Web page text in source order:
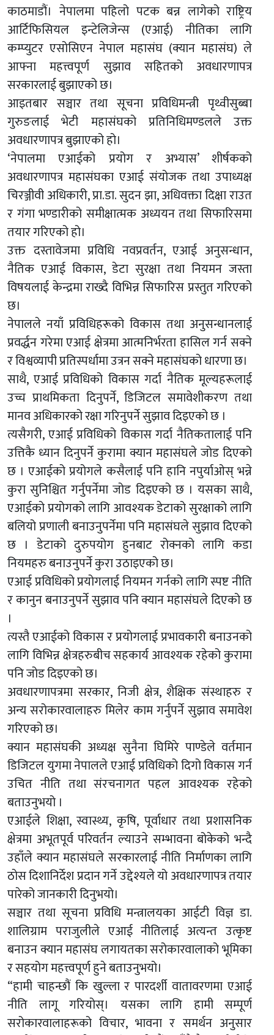
काठमाडौं। नेपालमा पहिलो पटक बन्न लागेको राष्ट्रिय
आर्टिफिसियल इन्टेलिजेन्स (एआई) नीतिका लागि
कम्प्युटर एसोसिएन नेपाल महासंघ (क्यान महासंघ) ले
आफ्ना महत्त्वपूर्ण सुझाव सहितको अवधारणापत्र
सरकारलाई बुझाएको छ।
आइतबार सञ्चार तथा सूचना प्रविधिमन्त्री पृथ्वीसुब्बा
गुरुङलाई भेटी महासंघको प्रतिनिधिमण्डलले उक्त
अवधारणापत्र बुझाएको हो।
‘नेपालमा एआईको प्रयोग र अभ्यास’ शीर्षकको
अवधारणापत्र महासंघका एआई संयोजक तथा उपाध्यक्ष
चिरञ्जीवी अधिकारी, प्रा.डा. सुदन झा, अधिवक्ता दिक्षा राउत
र गंगा भण्डारीको समीक्षात्मक अध्ययन तथा सिफारिसमा
तयार गरिएको हो।
उक्त दस्तावेजमा प्रविधि नवप्रवर्तन, एआई अनुसन्धान,
नैतिक एआई विकास, डेटा सुरक्षा तथा नियमन जस्ता
विषयलाई केन्द्रमा राख्दै विभिन्न सिफारिस प्रस्तुत गरिएको
छ।
नेपालले नयाँ प्रविधिहरूको विकास तथा अनुसन्धानलाई
प्रवर्द्धन गरेमा एआई क्षेत्रमा आत्मनिर्भरता हासिल गर्न सक्ने
र विश्वव्यापी प्रतिस्पर्धामा उत्रन सक्ने महासंघको धारणा छ।
साथै, एआई प्रविधिको विकास गर्दा नैतिक मूल्यहरूलाई
उच्च प्राथमिकता दिनुपर्ने, डिजिटल समावेशीकरण तथा
मानव अधिकारको रक्षा गरिनुपर्ने सुझाव दिइएको छ ।
त्यसैगरी, एआई प्रविधिको विकास गर्दा नैतिकतालाई पनि
उत्तिकै ध्यान दिनुपर्ने कुरामा क्यान महासंघले जोड दिएको
छ । एआईको प्रयोगले कसैलाई पनि हानि नपुर्याओस् भन्ने
कुरा सुनिश्चित गर्नुपर्नेमा जोड दिइएको छ । यसका साथै,
एआईको प्रयोगको लागि आवश्यक डेटाको सुरक्षाको लागि
बलियो प्रणाली बनाउनुपर्नेमा पनि महासंघले सुझाव दिएको
छ । डेटाको दुरुपयोग हुनबाट रोक्नको लागि कडा
नियमहरु बनाउनुपर्ने कुरा उठाइएको छ।
एआई प्रविधिको प्रयोगलाई नियमन गर्नको लागि स्पष्ट नीति
र कानुन बनाउनुपर्ने सुझाव पनि क्यान महासंघले दिएको छ
।
त्यस्तै एआईको विकास र प्रयोगलाई प्रभावकारी बनाउनको
लागि विभिन्न क्षेत्रहरुबीच सहकार्य आवश्यक रहेको कुरामा
पनि जोड दिइएको छ।
अवधारणापत्रमा सरकार, निजी क्षेत्र, शैक्षिक संस्थाहरु र
अन्य सरोकारवालाहरु मिलेर काम गर्नुपर्ने सुझाव समावेश
गरिएको छ।
क्यान महासंघकी अध्यक्ष सुनैना घिमिरे पाण्डेले वर्तमान
डिजिटल युगमा नेपालले एआई प्रविधिको दिगो विकास गर्न
उचित नीति तथा संरचनागत पहल आवश्यक रहेको
बताउनुभयो ।
एआईले शिक्षा, स्वास्थ्य, कृषि, पूर्वाधार तथा प्रशासनिक
क्षेत्रमा अभूतपूर्व परिवर्तन ल्याउने सम्भावना बोकेको भन्दै
उहाँले क्यान महासंघले सरकारलाई नीति निर्माणका लागि
ठोस दिशानिर्देश प्रदान गर्ने उद्देश्यले यो अवधारणापत्र तयार
पारेको जानकारी दिनुभयो।
सञ्चार तथा सूचना प्रविधि मन्त्रालयका आईटी विज्ञ डा.
शालिग्राम पराजुलीले एआई नीतिलाई अत्यन्त उत्कृष्ट
बनाउन क्यान महासंघ लगायतका सरोकारवालाको भूमिका
र सहयोग महत्त्वपूर्ण हुने बताउनुभयो।
“हामी चाहन्छौं कि खुल्ला र पारदर्शी वातावरणमा एआई
नीति लागू गरियोस्। यसका लागि हामी सम्पूर्ण
सरोकारवालाहरूको विचार, भावना र समर्थन अनुसार